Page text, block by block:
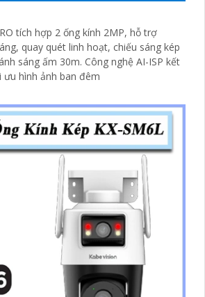
tích hợp 2 ống kính 2MP, hỗ trợ
quay quét linh hoạt, chiếu sáng kép
30m. Công nghệ AI-ISP kết
hình ảnh ban đêm